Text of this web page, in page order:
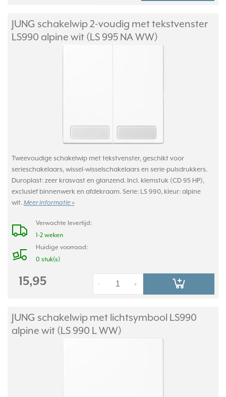
JUNG schakelwip 2-voudig met tekstvenster
LS990 alpine wit (LS 995 NA WW)
Tweevoudige schakelwip met tekstvenster, geschikt voor
serieschakelaars, wissel-wisselschakelaars en serie-pulsdrukkers.
Duroplast: zeer krasvast en glanzend. Incl. klemstuk (CD 95 HP),
exclusief binnenwerk en afdekraam. Serie: LS 990, kleur: alpine
wit. Meer informatie »
Verwachte levertijd:
1-2 weken
Huidige voorraad:
0 stuk(s)
15,95 +
-
JUNG schakelwip met lichtsymbool LS990
alpine wit (LS 990 L WW)